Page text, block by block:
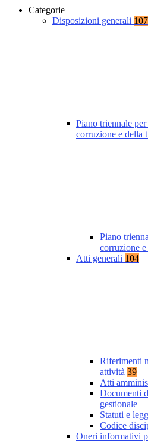
Categorie
Disposizioni generali 107
Piano triennale
corruzione e della
Piano
corruzione
Atti generali 104
Riferimenti
attività 39
Atti
Documenti
gestionale
Statuti e
Codice
Oneri informativi